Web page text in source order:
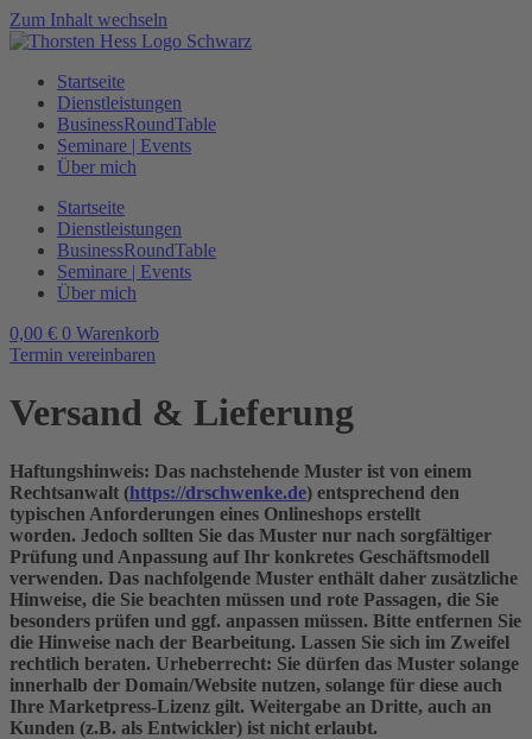
Zum Inhalt wechseln
Startseite
Dienstleistungen
BusinessRoundTable
Seminare | Events
Über mich
Startseite
Dienstleistungen
BusinessRoundTable
Seminare | Events
Über mich
0,00 € 0 Warenkorb
Termin vereinbaren
Versand & Lieferung
Haftungshinweis: Das nachstehende Muster ist von einem
Rechtsanwalt (https://drschwenke.de) entsprechend den
typischen Anforderungen eines Onlineshops erstellt
worden. Jedoch sollten Sie das Muster nur nach sorgfältiger
Prüfung und Anpassung auf Ihr konkretes Geschäftsmodell
verwenden. Das nachfolgende Muster enthält daher zusätzliche
Hinweise, die Sie beachten müssen und rote Passagen, die Sie
besonders prüfen und ggf. anpassen müssen. Bitte entfernen Sie
die Hinweise nach der Bearbeitung. Lassen Sie sich im Zweifel
rechtlich beraten. Urheberrecht: Sie dürfen das Muster solange
innerhalb der Domain/Website nutzen, solange für diese auch
Ihre Marketpress-Lizenz gilt. Weitergabe an Dritte, auch an
Kunden (z.B. als Entwickler) ist nicht erlaubt.